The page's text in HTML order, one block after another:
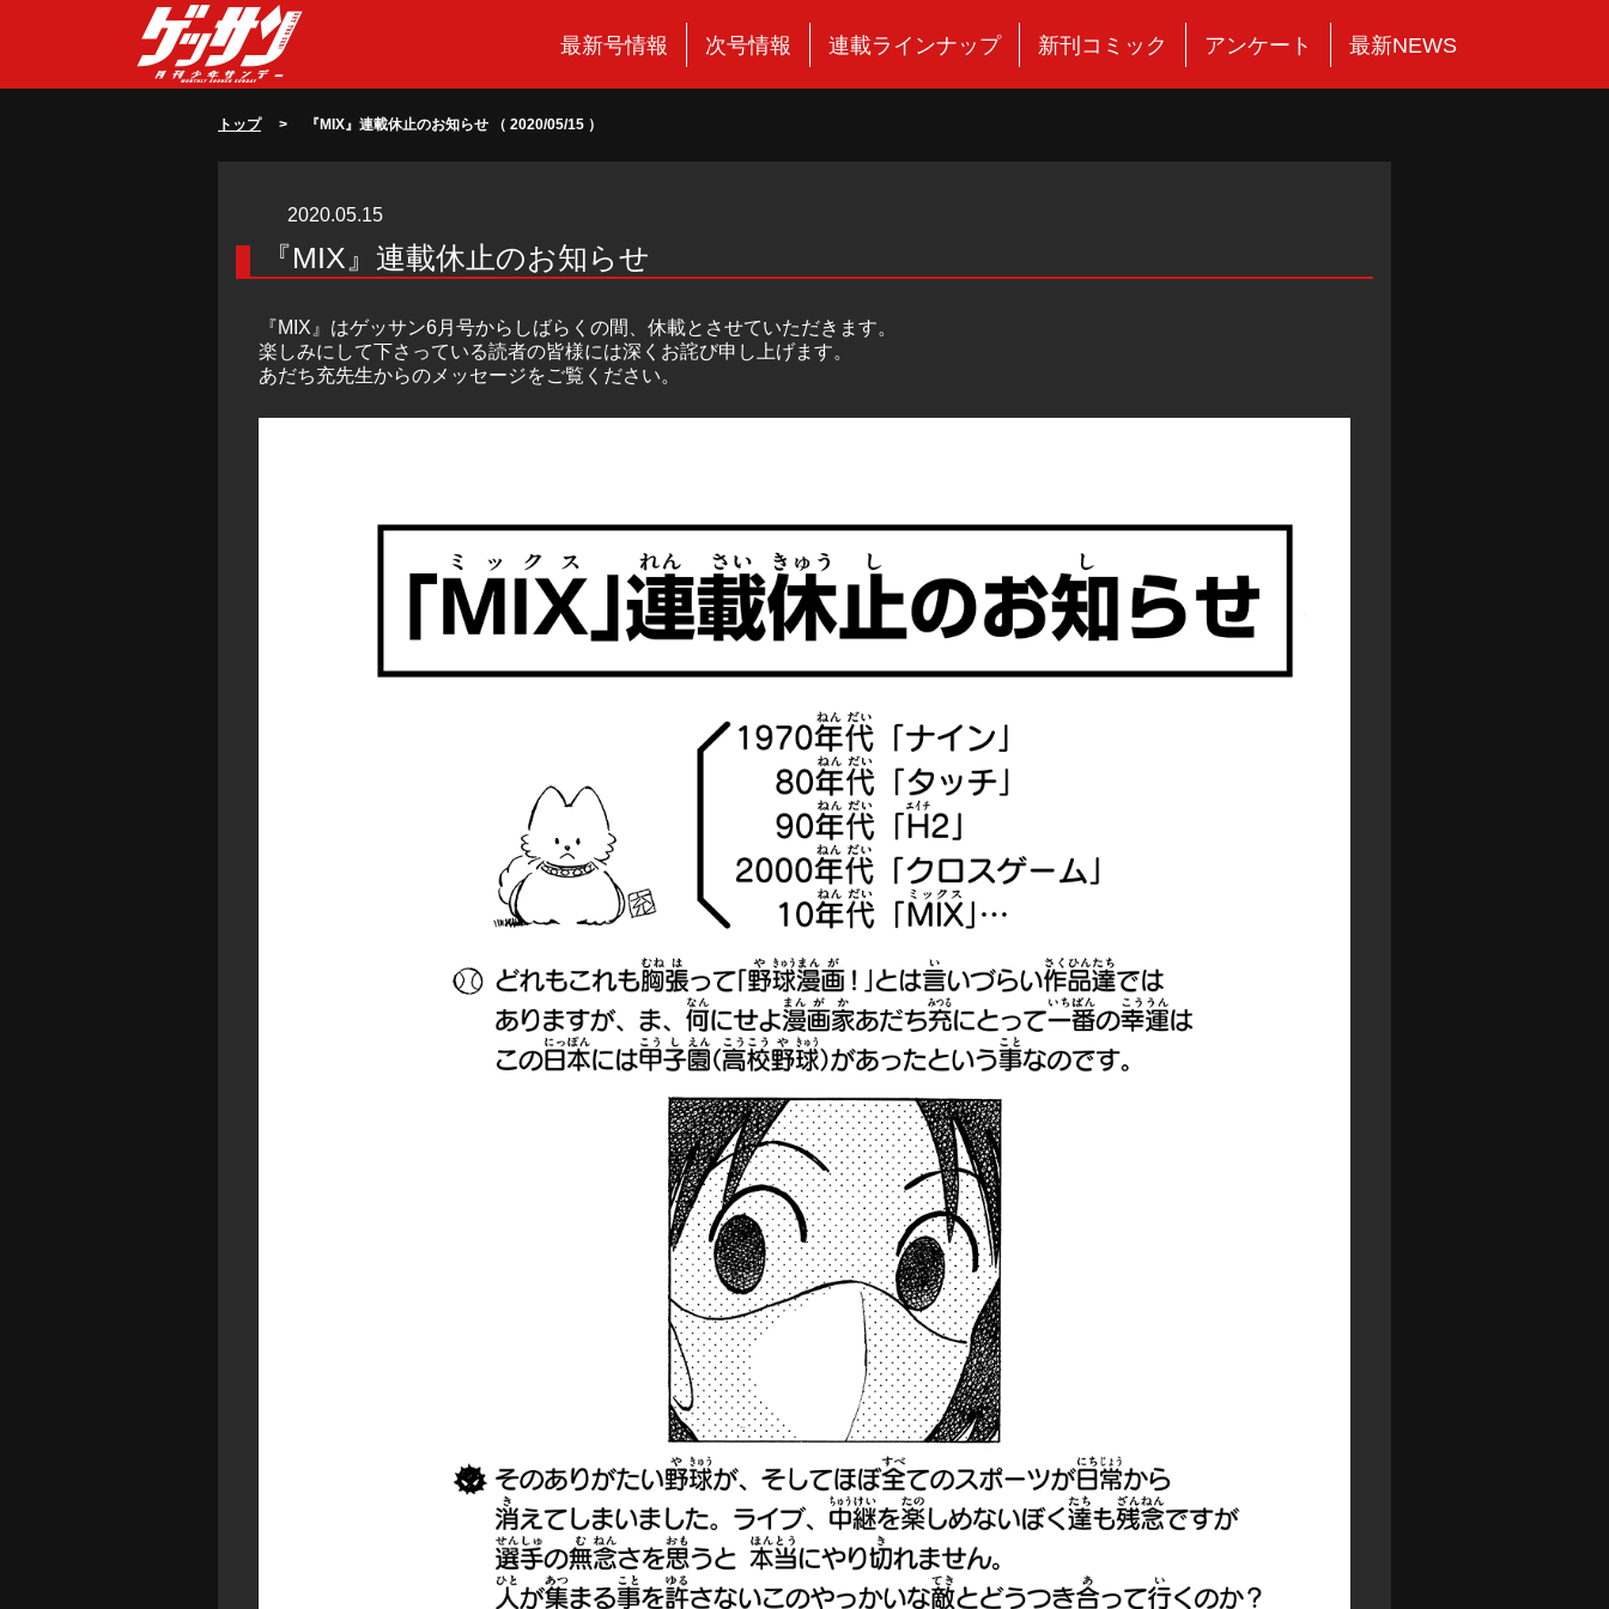
最新号情報 次号情報 連載ラインナップ 新刊コミック アンケート 最新NEWS
トップ> 『MIX』連載休止のお知らせ （ 2020/05/15 ）
2020.05.15
『MIX』連載休止のお知らせ
『MIX』はゲッサン6月号からしばらくの間、休載とさせていただきます。
楽しみにして下さっている読者の皆様には深くお詫び申し上げます。
あだち充先生からのメッセージをご覧ください。